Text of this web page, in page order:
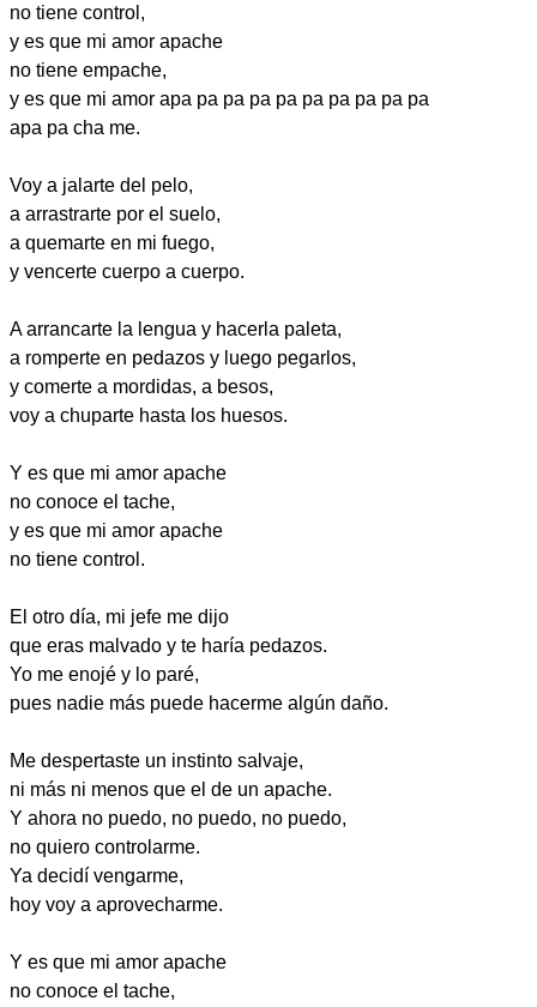
no tiene control,
y es que mi amor apache
no tiene empache,
y es que mi amor apa pa pa pa pa pa pa pa pa pa
apa pa cha me.
Voy a jalarte del pelo,
a arrastrarte por el suelo,
a quemarte en mi fuego,
y vencerte cuerpo a cuerpo.
A arrancarte la lengua y hacerla paleta,
a romperte en pedazos y luego pegarlos,
y comerte a mordidas, a besos,
voy a chuparte hasta los huesos.
Y es que mi amor apache
no conoce el tache,
y es que mi amor apache
no tiene control.
El otro día, mi jefe me dijo
que eras malvado y te haría pedazos.
Yo me enojé y lo paré,
pues nadie más puede hacerme algún daño.
Me despertaste un instinto salvaje,
ni más ni menos que el de un apache.
Y ahora no puedo, no puedo, no puedo,
no quiero controlarme.
Ya decidí vengarme,
hoy voy a aprovecharme.
Y es que mi amor apache
no conoce el tache,